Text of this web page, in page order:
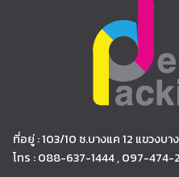
ที่อยู่ : 103/10 ซ.บางแค 12 แขวงบ
โทร : 088-637-1444 , 097-474-